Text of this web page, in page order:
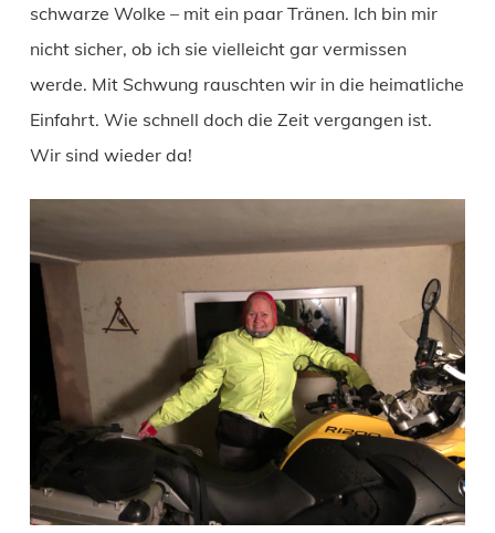
schwarze Wolke – mit ein paar Tränen. Ich bin mir
nicht sicher, ob ich sie vielleicht gar vermissen
werde. Mit Schwung rauschten wir in die heimatliche
Einfahrt. Wie schnell doch die Zeit vergangen ist.
Wir sind wieder da!